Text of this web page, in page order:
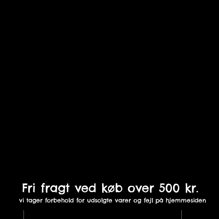
Fri fragt ved køb over 500 kr.
vi tager forbehold for udsolgte varer og fejl på hjemmesiden